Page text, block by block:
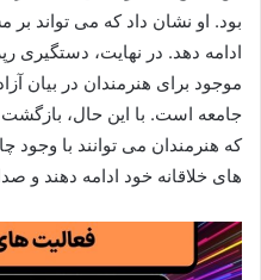
بود. او نشان داد که می‌ تواند
ادامه دهد. در نهایت، دستگیری
موجود برای هنرمندان در بیان
جامعه است. با این حال،
که هنرمندان می‌ توانند با وجود
های خلاقانه خود ادامه دهند و